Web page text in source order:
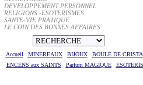
DEVELOPPEMENT PERSONNEL
RELIGIONS -ESOTERISMES
SANTE-VIE PRATIQUE
LE COIN DES BONNES AFFAIRES
Accueil MINEREAUX BIJOUX BOULE DE
ENCENS aux SAINTS
Parfum MAGIQUE